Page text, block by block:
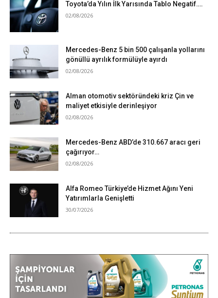
Toyota’da Yılın İlk Yarısında Tablo Negatif….
02/08/2026
Mercedes-Benz 5 bin 500 çalışanla yollarını
gönüllü ayrılık formülüyle ayırdı
02/08/2026
Alman otomotiv sektöründeki kriz Çin ve
maliyet etkisiyle derinleşiyor
02/08/2026
Mercedes-Benz ABD’de 310.667 aracı geri
çağırıyor…
02/08/2026
Alfa Romeo Türkiye’de Hizmet Ağını Yeni
Yatırımlarla Genişletti
30/07/2026